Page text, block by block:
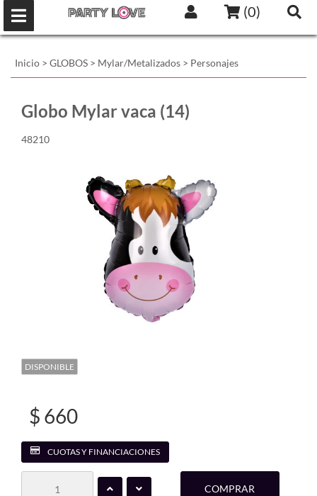
(0)
Inicio > GLOBOS > Mylar/Metalizados > Personajes
Globo Mylar vaca (14)
48210
DISPONIBLE
$ 660
CUOTAS Y FINANCIACIONES
COMPRAR